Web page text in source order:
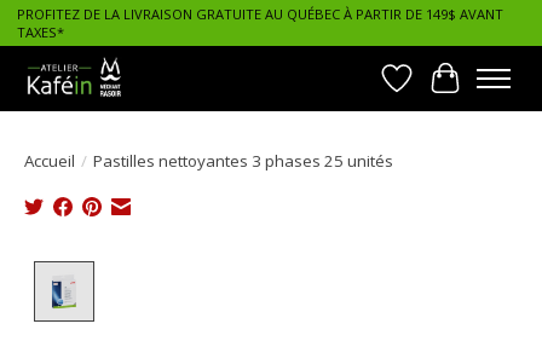
PROFITEZ DE LA LIVRAISON GRATUITE AU QUÉBEC À PARTIR DE 149$ AVANT
TAXES*
Liste dePanier
Accueil / Pastilles nettoyantes 3 phases 25 unités